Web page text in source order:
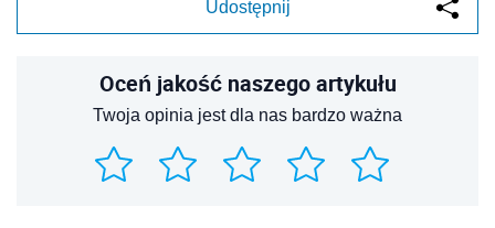
Udostępnij
Oceń jakość naszego artykułu
Twoja opinia jest dla nas bardzo ważna